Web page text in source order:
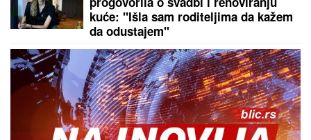
kuće: "Išla sam roditeljima da kažem
da odustajem"